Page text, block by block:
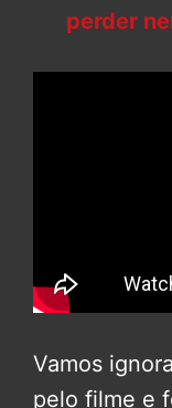
perder
Vamos
pelo filme e